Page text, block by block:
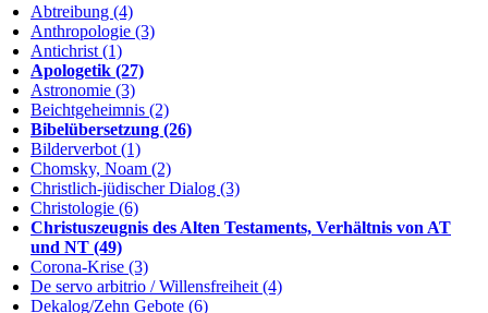
Abtreibung (4)
Anthropologie (3)
Antichrist (1)
Apologetik (27)
Astronomie (3)
Beichtgeheimnis (2)
Bibelübersetzung (26)
Bilderverbot (1)
Chomsky, Noam (2)
Christlich-jüdischer Dialog (3)
Christologie (6)
Christuszeugnis des Alten Testaments, Verhältnis von AT
und NT (49)
Corona-Krise (3)
De servo arbitrio / Willensfreiheit (4)
Dekalog/Zehn Gebote (6)